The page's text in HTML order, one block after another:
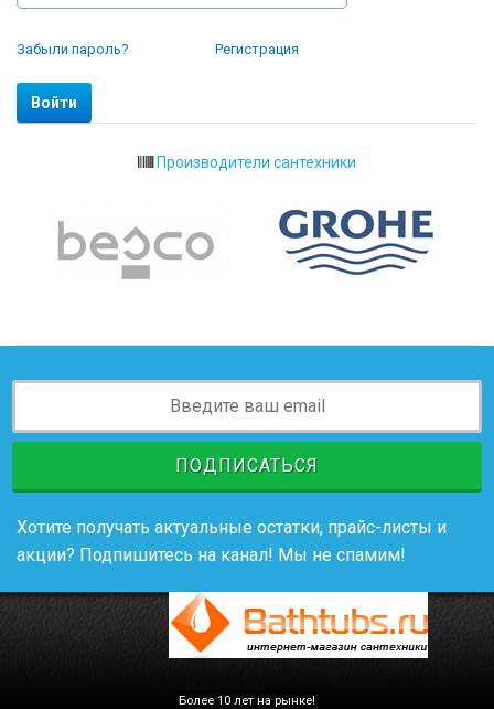
Забыли пароль? Регистрация
Производители сантехники
ПОДПИСАТЬСЯ
Хотите получать актуальные остатки, прайс-листы и
акции? Подпишитесь на канал! Мы не спамим!
Более 10 лет на рынке!